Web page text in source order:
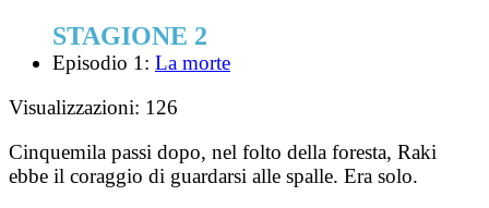
STAGIONE 2
Episodio 1: La morte
Visualizzazioni: 126
Cinquemila passi dopo, nel folto della foresta, Raki
ebbe il coraggio di guardarsi alle spalle. Era solo.